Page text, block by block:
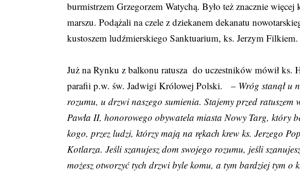
burmistrzem Grzegorzem Watychą. Było też znacznie
marszu. Podążali na czele z dziekanem dekanatu
kustoszem ludźmierskiego Sanktuarium, ks. Jerzym Filkiem.
Już na Rynku z balkonu ratusza do uczestników mówił ks.
parafii p.w. św. Jadwigi Królowej Polski. – Wróg stanął u
rozumu, u drzwi naszego sumienia. Stajemy przed
Pawła II, honorowego obywatela miasta Nowy Targ, który
kogo, przez ludzi, którzy mają na rękach krew ks. Jerzego
Kotlarza. Jeśli szanujesz dom swojego rozumu, jeśli
możesz otworzyć tych drzwi byle komu, a tym bardziej tym o